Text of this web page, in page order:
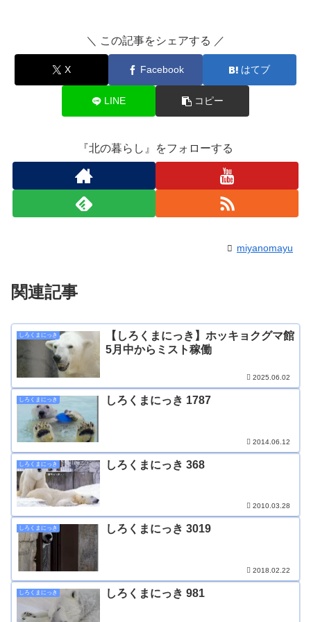
＼ この記事をシェアする ／
X Facebook はてブ
LINE コピー
『北の暮らし』をフォローする
miyanomayu
関連記事
しろくまにっき
【しろくまにっき】ホッキョクグマ館
5月中からミスト稼働
2025.06.02
しろくまにっき しろくまにっき 1787
2014.06.12
しろくまにっき しろくまにっき 368
2010.03.28
しろくまにっき しろくまにっき 3019
2018.02.22
しろくまにっき しろくまにっき 981